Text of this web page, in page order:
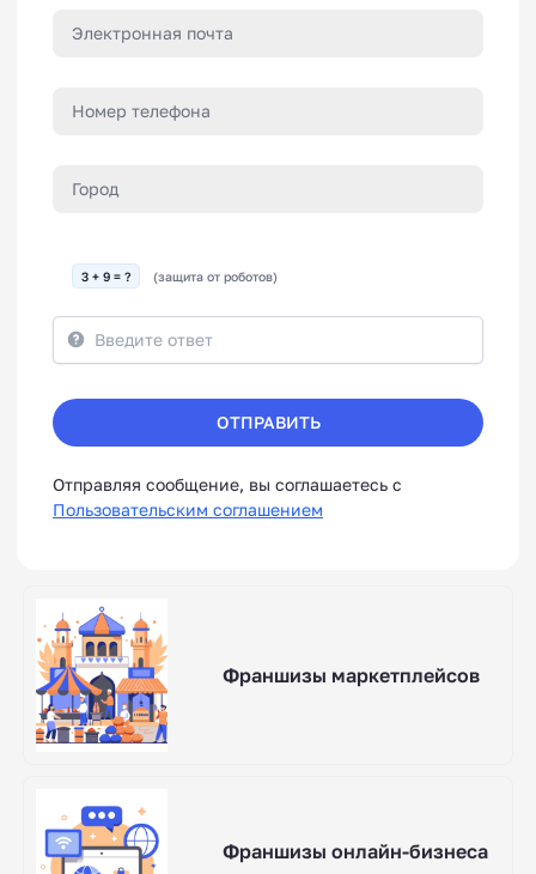
3 + 9 = ? (защита от роботов)
ОТПРАВИТЬ
Отправляя сообщение, вы соглашаетесь с
Пользовательским соглашением
Франшизы маркетплейсов
Франшизы онлайн-бизнеса